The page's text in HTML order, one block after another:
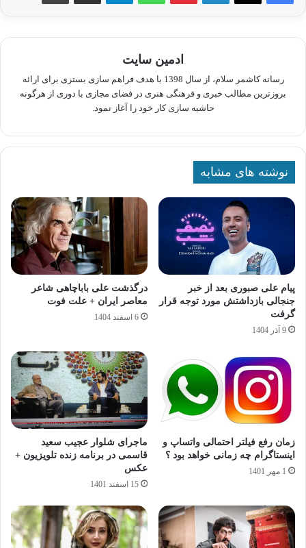
ادمین سایت
رسانه کاشمر سلام، از سال 1398 با هدف فراهم سازی بستری برای ارائه
بروزترین مطالب خبری و فرهنگی هنری در فضای مجازی با دوری از هرگونه
حاشیه سازی کار خود را آغاز نمود.
نوشته های مشابه
پیام علی صبوری بعد از خبر
جنجالی بازداشتش مورد توجه قرار
گرفت
9 آذر 1404
درگذشت علی باباچاهی شاعر
معاصر ایران + علت فوت
6 اسفند 1404
زمان رفع فیلتر احتمالی واتساپ و
اینستاگرام چه زمانی خواهد بود ؟
1 مهر 1401
ماجرای شلوار عجیب سعید
قاسمی در برنامه زنده تلویزیون +
عکس
15 اسفند 1401